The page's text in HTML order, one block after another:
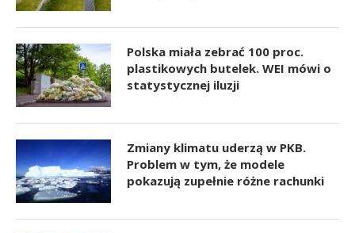
Polska miała zebrać 100 proc.
plastikowych butelek. WEI mówi o
statystycznej iluzji
Zmiany klimatu uderzą w PKB.
Problem w tym, że modele
pokazują zupełnie różne rachunki